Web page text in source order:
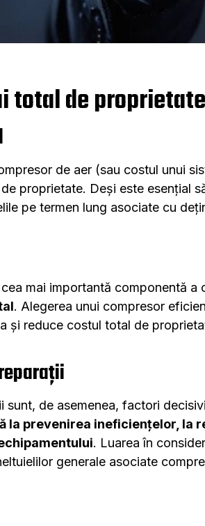
de
de aer (sau costul unui
proprietate. Deși este esențial
pe termen lung asociate cu
mai importantă componentă
. Alegerea unui compresor
și reduce costul total de
sunt, de asemenea, factori
la prevenirea ineficiențelor, la
. Luarea în
generale asociate